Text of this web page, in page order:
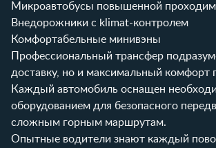
Микроавтобусы повышенной
Внедорожники с klimat-контролем
Комфортабельные минивэны
Профессиональный трансфер
доставку, но и максимальный комфорт
Каждый автомобиль оснащен
оборудованием для безопасного
сложным горным маршрутам.
Опытные водители знают каждый